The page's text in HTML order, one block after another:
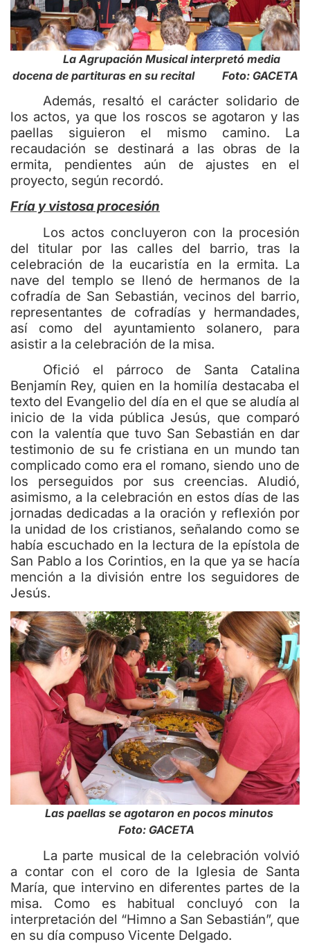
La Agrupación Musical interpretó media
docena de partituras en su recital Foto: GACETA
Además, resaltó el carácter solidario de
los actos, ya que los roscos se agotaron y las
paellas siguieron el mismo camino. La
recaudación se destinará a las obras de la
ermita, pendientes aún de ajustes en el
proyecto, según recordó.
Fría y vistosa procesión
Los actos concluyeron con la procesión
del titular por las calles del barrio, tras la
celebración de la eucaristía en la ermita. La
nave del templo se llenó de hermanos de la
cofradía de San Sebastián, vecinos del barrio,
representantes de cofradías y hermandades,
así como del ayuntamiento solanero, para
asistir a la celebración de la misa.
Ofició el párroco de Santa Catalina
Benjamín Rey, quien en la homilía destacaba el
texto del Evangelio del día en el que se aludía al
inicio de la vida pública Jesús, que comparó
con la valentía que tuvo San Sebastián en dar
testimonio de su fe cristiana en un mundo tan
complicado como era el romano, siendo uno de
los perseguidos por sus creencias. Aludió,
asimismo, a la celebración en estos días de las
jornadas dedicadas a la oración y reflexión por
la unidad de los cristianos, señalando como se
había escuchado en la lectura de la epístola de
San Pablo a los Corintios, en la que ya se hacía
mención a la división entre los seguidores de
Jesús.
Las paellas se agotaron en pocos minutos
Foto: GACETA
La parte musical de la celebración volvió
a contar con el coro de la Iglesia de Santa
María, que intervino en diferentes partes de la
misa. Como es habitual concluyó con la
interpretación del “Himno a San Sebastián”, que
en su día compuso Vicente Delgado.